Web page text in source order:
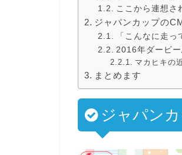
ここから連想さ
ジャパンカップの
「こんなに走
2016年ダービ
マカヒキの
まとめます
ジャパン